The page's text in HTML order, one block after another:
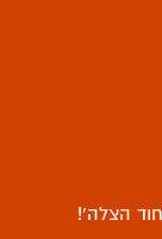
הצלה’!